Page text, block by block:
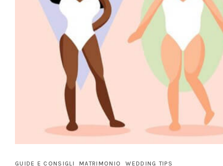
GUIDE E CONSIGLI MATRIMONIO WEDDING TIPS